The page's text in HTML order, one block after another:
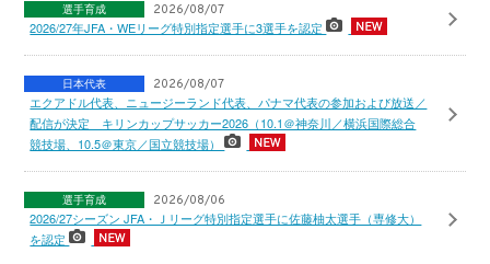
選手育成 2026/08/07
2026/27年JFA・WEリーグ特別指定選手に3選手を認定
日本代表 2026/08/07
エクアドル代表、ニュージーランド代表、パナマ代表の参加および放送／
配信が決定 キリンカップサッカー2026（10.1＠神奈川／横浜国際総合
競技場、10.5＠東京／国立競技場）
選手育成 2026/08/06
2026/27シーズン JFA・Ｊリーグ特別指定選手に佐藤柚太選手（専修大）
を認定